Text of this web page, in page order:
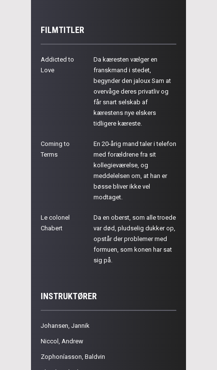
FILMTITLER
Addicted to
Love
Da kæresten vælger en
franskmand i stedet,
begynder den jaloux Sam at
overvåge deres privatliv og
får snart selskab af
kærestens nye elskers
tidligere kæreste.
Coming to
Terms
En 20-årig mand taler i telefon
med forældrene fra sit
kollegieværelse, og
meddelelsen om, at han er
bøsse bliver ikke vel
modtaget.
Le colonel
Chabert
Da en oberst, som alle troede
var død, pludselig dukker op,
opstår der problemer med
formuen, som konen har sat
sig på.
INSTRUKTØRER
Johansen, Jannik
Niccol, Andrew
Zophoníasson, Baldvin